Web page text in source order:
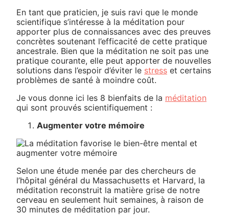
En tant que praticien, je suis ravi que le monde
scientifique s’intéresse à la méditation pour
apporter plus de connaissances avec des preuves
concrètes soutenant l’efficacité de cette pratique
ancestrale. Bien que la méditation ne soit pas une
pratique courante, elle peut apporter de nouvelles
solutions dans l’espoir d’éviter le stress et certains
problèmes de santé à moindre coût.
Je vous donne ici les 8 bienfaits de la méditation
qui sont prouvés scientifiquement :
Augmenter votre mémoire
Selon une étude menée par des chercheurs de
l’hôpital général du Massachusetts et Harvard, la
méditation reconstruit la matière grise de notre
cerveau en seulement huit semaines, à raison de
30 minutes de méditation par jour.